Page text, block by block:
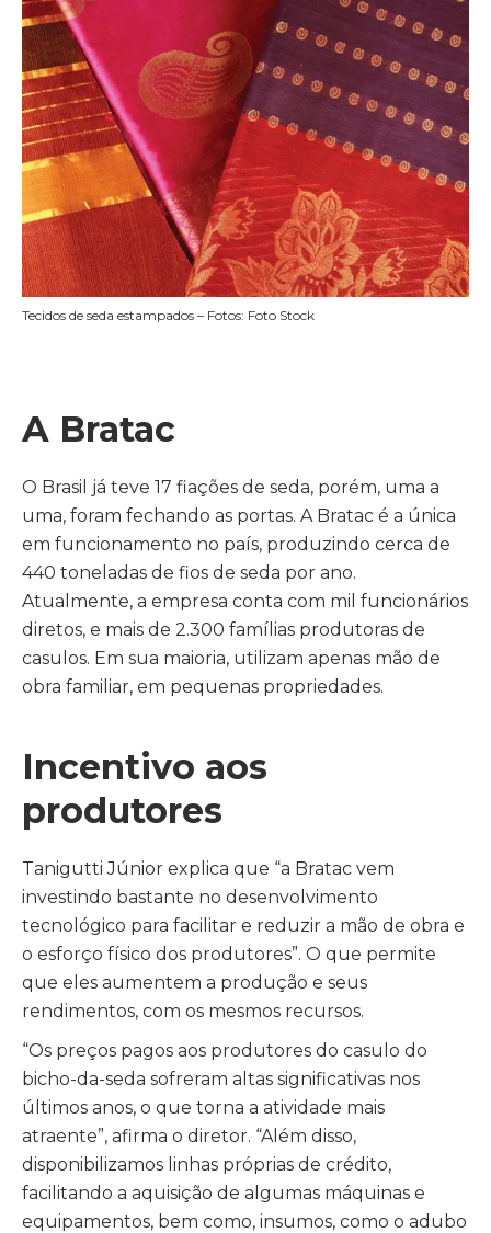
Tecidos de seda estampados – Fotos: Foto Stock
A Bratac
O Brasil já teve 17 fiações de seda, porém, uma a
uma, foram fechando as portas. A Bratac é a única
em funcionamento no país, produzindo cerca de
440 toneladas de fios de seda por ano.
Atualmente, a empresa conta com mil funcionários
diretos, e mais de 2.300 famílias produtoras de
casulos. Em sua maioria, utilizam apenas mão de
obra familiar, em pequenas propriedades.
Incentivo aos
produtores
Tanigutti Júnior explica que “a Bratac vem
investindo bastante no desenvolvimento
tecnológico para facilitar e reduzir a mão de obra e
o esforço físico dos produtores”. O que permite
que eles aumentem a produção e seus
rendimentos, com os mesmos recursos.
“Os preços pagos aos produtores do casulo do
bicho-da-seda sofreram altas significativas nos
últimos anos, o que torna a atividade mais
atraente”, afirma o diretor. “Além disso,
disponibilizamos linhas próprias de crédito,
facilitando a aquisição de algumas máquinas e
equipamentos, bem como, insumos, como o adubo